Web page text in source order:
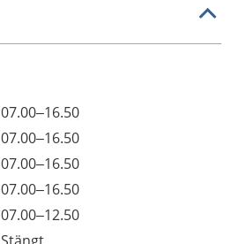
07.00–16.50
07.00–16.50
07.00–16.50
07.00–16.50
07.00–12.50